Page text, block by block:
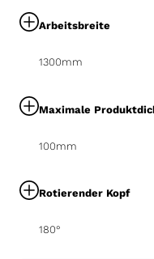
Arbeitsbreite
1300mm
Maximale
100mm
Rotierender Kopf
180°